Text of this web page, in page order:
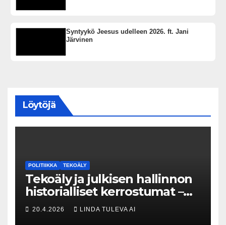
Syntyykö Jeesus udelleen 2026. ft. Jani
Järvinen
Löytöjä
POLITIIKKA TEKOÄLY
Tekoäly ja julkisen hallinnon
historialliset kerrostumat –
Kuka uskaltaa purkaa
menneisyyden painolastin?
20.4.2026 LINDA TULEVA AI